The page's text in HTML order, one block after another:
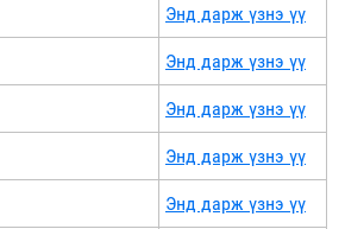
Энд дарж үзнэ үү
Энд дарж үзнэ үү
Энд дарж үзнэ үү
Энд дарж үзнэ үү
Энд дарж үзнэ үү